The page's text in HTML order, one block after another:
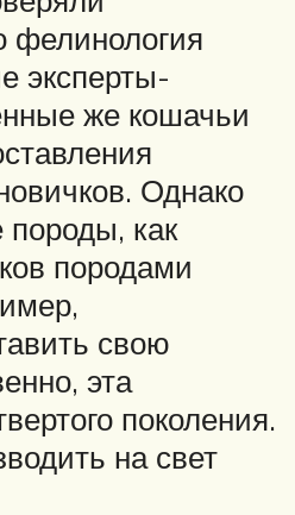
фелинология
эксперты-
же кошачьи
Однако
как
породами
свою
эта
поколения.
на свет